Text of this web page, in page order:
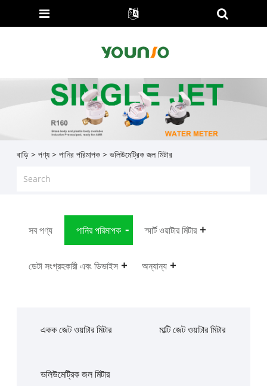
বাড়ি > পণ্য> পানির পরিমাপক> ভলিউমেট্রিক জল মিটার
সব পণ্য পানির পরিমাপক স্মার্ট ওয়াটার মিটার
ডেটা সংগ্রহকারী এবং ডিভাইস অন্যান্য
একক জেট ওয়াটার মিটার মাল্টি জেট ওয়াটার মিটার
ভলিউমেট্রিক জল মিটার